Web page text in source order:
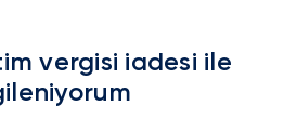
vergisi iadesi ile